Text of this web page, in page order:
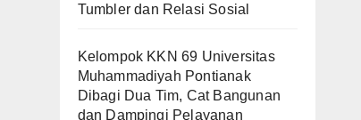
Tumbler dan Relasi Sosial
Kelompok KKN 69 Universitas
Muhammadiyah Pontianak
Dibagi Dua Tim, Cat Bangunan
dan Dampingi Pelayanan